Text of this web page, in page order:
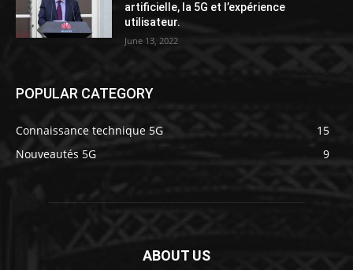
artificielle, la 5G et l’expérience
utilisateur.
June 13, 2022
POPULAR CATEGORY
Connaissance technique 5G
15
Nouveautés 5G
9
ABOUT US